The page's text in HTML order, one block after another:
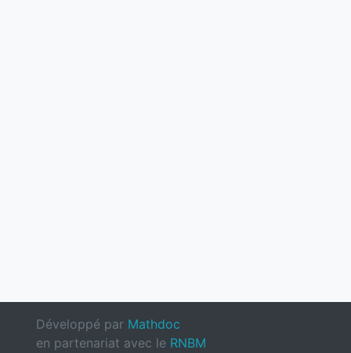
Développé par Mathdoc
en partenariat avec le RNBM